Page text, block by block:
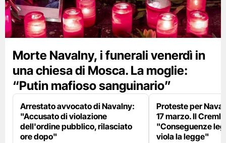
Morte Navalny, i funerali venerdì in
una chiesa di Mosca. La moglie:
“Putin mafioso sanguinario”
Arrestato avvocato di Navalny:
"Accusato di violazione
dell'ordine pubblico, rilasciato
ore dopo"
Proteste per
17 marzo. Il
"Conseguenze
viola la legge"